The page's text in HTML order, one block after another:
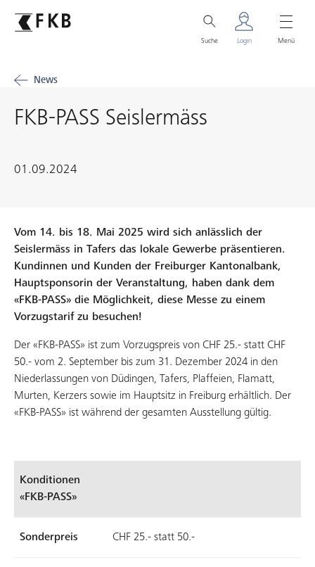
Suche Login Menü
News
FKB-PASS Seislermäss
01.09.2024
Vom 14. bis 18. Mai 2025 wird sich anlässlich der
Seislermäss in Tafers das lokale Gewerbe präsentieren.
Kundinnen und Kunden der Freiburger Kantonalbank,
Hauptsponsorin der Veranstaltung, haben dank dem
«FKB-PASS» die Möglichkeit, diese Messe zu einem
Vorzugstarif zu besuchen!
Der «FKB-PASS» ist zum Vorzugspreis von CHF 25.- statt CHF
50.- vom 2. September bis zum 31. Dezember 2024 in den
Niederlassungen von Düdingen, Tafers, Plaffeien, Flamatt,
Murten, Kerzers sowie im Hauptsitz in Freiburg erhältlich. Der
«FKB-PASS» ist während der gesamten Ausstellung gültig.
Konditionen
«FKB-PASS»
Sonderpreis CHF 25.- statt 50.-